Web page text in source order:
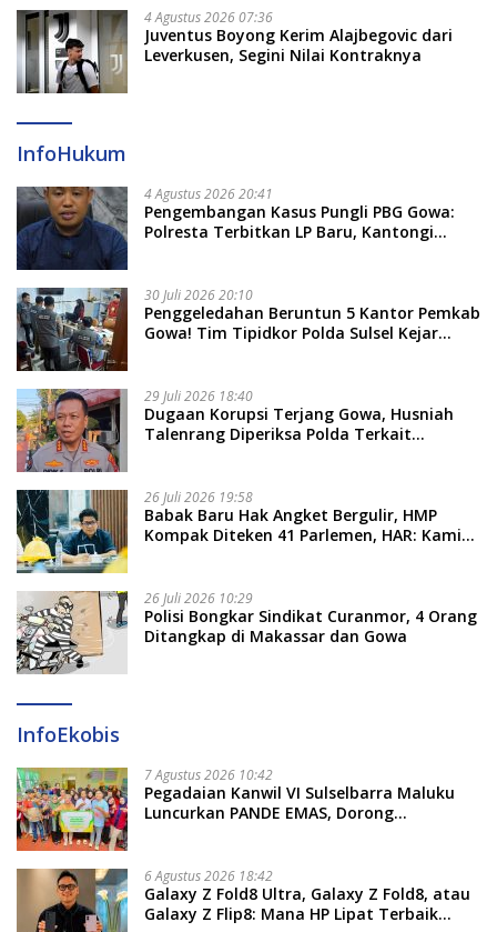
4 Agustus 2026 07:36
Juventus Boyong Kerim Alajbegovic dari
Leverkusen, Segini Nilai Kontraknya
InfoHukum
4 Agustus 2026 20:41
Pengembangan Kasus Pungli PBG Gowa:
Polresta Terbitkan LP Baru, Kantongi
30 Juli 2026 20:10
Penggeledahan Beruntun 5 Kantor Pemkab
Gowa! Tim Tipidkor Polda Sulsel Kejar
29 Juli 2026 18:40
Dugaan Korupsi Terjang Gowa, Husniah
Talenrang Diperiksa Polda Terkait
26 Juli 2026 19:58
​Babak Baru Hak Angket Bergulir, HMP
Kompak Diteken 41 Parlemen, HAR: Kami
26 Juli 2026 10:29
Polisi Bongkar Sindikat Curanmor, 4 Orang
Ditangkap di Makassar dan Gowa
InfoEkobis
7 Agustus 2026 10:42
Pegadaian Kanwil VI Sulselbarra Maluku
Luncurkan PANDE EMAS, Dorong
6 Agustus 2026 18:42
Galaxy Z Fold8 Ultra, Galaxy Z Fold8, atau
Galaxy Z Flip8: Mana HP Lipat Terbaik